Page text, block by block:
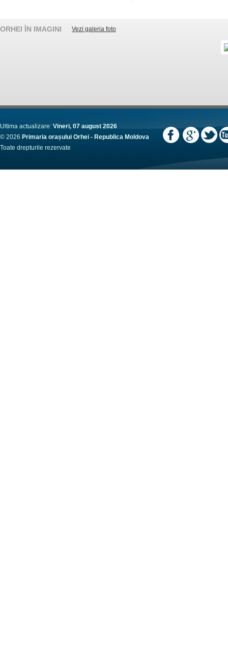
ORHEI ÎN IMAGINI Vezi galeria foto
Ultima actualizare: Vineri, 07 august 2026
© 2026 Primaria orașului Orhei - Republica Moldova
Toate drepturile rezervate